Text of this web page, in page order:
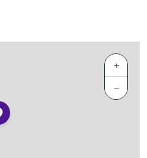
+
−